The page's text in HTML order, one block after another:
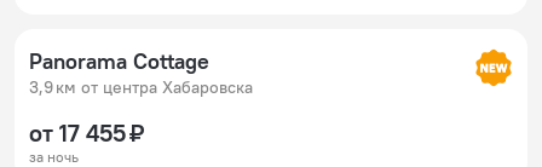
Panorama Cottage
3,9 км от центра Хабаровска
от 17 455 ₽
за ночь